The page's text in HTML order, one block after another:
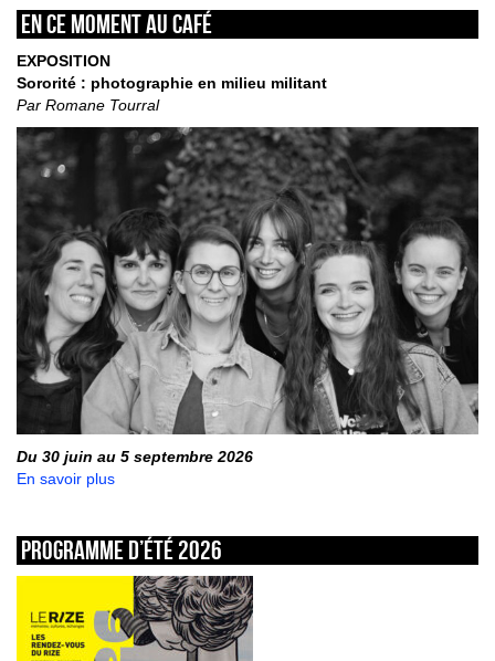
En ce moment au café
EXPOSITION
Sororité : photographie en milieu militant
Par Romane Tourral
Du 30 juin au 5 septembre 2026
En savoir plus
Programme d’été 2026